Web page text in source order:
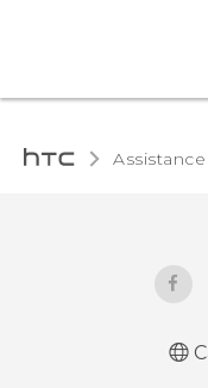
Assistance